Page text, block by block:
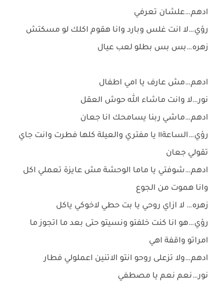
ادهم…علشان تعرفي
رؤي…لا انت غلس وبارد وانا هقوم اكلك لو مسكتش
زهره…بس بس بطلو لعب عيال
ادهم…مش عارف يا امي اطفال
نور…لا وانت ماشاء الله حوش العقل
ادهم…ماشي ربنا يسامحك انا جعان
رؤي…الساعة١١ يا مفتري والعيلة كلها فطرت وانت جاي
تقولي جعان
ادهم…شوفتي يا ماما الوحشة مش عايزة تعملي اكل
وانا هموت من الجوع
زهره… لا ازاي روحي يا بت حطي لاخوكي ياكل
رؤي…هو انا كنت خلفتو ونسيتو حتى بعد ما اتجوز ما
امراتو واقفة اهي
ادهم…ولا تزعلى روحو انتو الاتنين اعملولي فطار
نور…نعم نعم يا مصطفي